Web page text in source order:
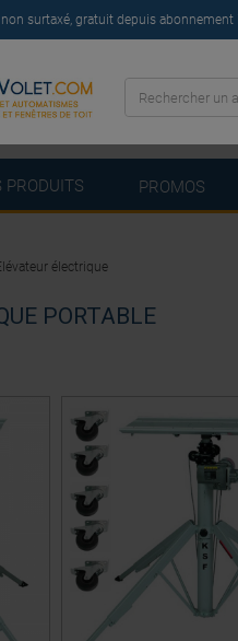
surtaxé, gratuit depuis
PRODUITS PROMOS
PORTABLE
électrique